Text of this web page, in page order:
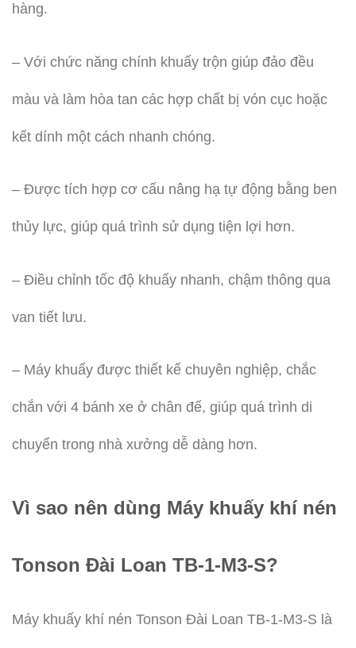
hàng.
– Với chức năng chính khuấy trộn giúp đảo đều
màu và làm hòa tan các hợp chất bị vón cục hoặc
kết dính một cách nhanh chóng.
– Được tích hợp cơ cấu nâng hạ tự động bằng ben
thủy lực, giúp quá trình sử dụng tiện lợi hơn.
– Điều chỉnh tốc độ khuấy nhanh, chậm thông qua
van tiết lưu.
– Máy khuấy được thiết kế chuyên nghiệp, chắc
chắn với 4 bánh xe ở chân đế, giúp quá trình di
chuyển trong nhà xưởng dễ dàng hơn.
Vì sao nên dùng Máy khuấy khí nén
Tonson Đài Loan TB-1-M3-S?
Máy khuấy khí nén Tonson Đài Loan TB-1-M3-S là